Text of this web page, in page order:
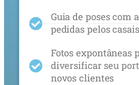
Guia de poses com
pedidas pelos casais
Fotos expontâneas
diversificar seu
novos clientes